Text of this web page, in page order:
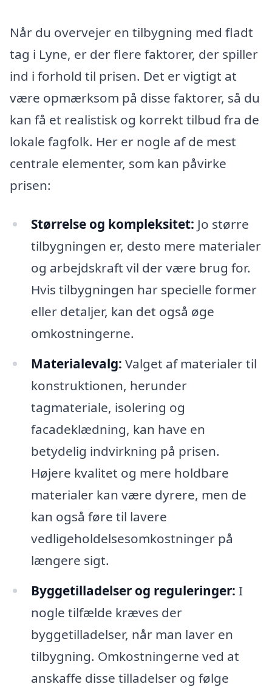
Når du overvejer en tilbygning med fladt
tag i Lyne, er der flere faktorer, der spiller
ind i forhold til prisen. Det er vigtigt at
være opmærksom på disse faktorer, så du
kan få et realistisk og korrekt tilbud fra de
lokale fagfolk. Her er nogle af de mest
centrale elementer, som kan påvirke
prisen:
Størrelse og kompleksitet: Jo større
tilbygningen er, desto mere materialer
og arbejdskraft vil der være brug for.
Hvis tilbygningen har specielle former
eller detaljer, kan det også øge
omkostningerne.
Materialevalg: Valget af materialer til
konstruktionen, herunder
tagmateriale, isolering og
facadeklædning, kan have en
betydelig indvirkning på prisen.
Højere kvalitet og mere holdbare
materialer kan være dyrere, men de
kan også føre til lavere
vedligeholdelsesomkostninger på
længere sigt.
Byggetilladelser og reguleringer: I
nogle tilfælde kræves der
byggetilladelser, når man laver en
tilbygning. Omkostningerne ved at
anskaffe disse tilladelser og følge